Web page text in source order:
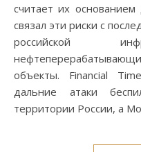
считает их
связал эти риски с
российской
объекты. Financial
дальние атаки
территории России, а